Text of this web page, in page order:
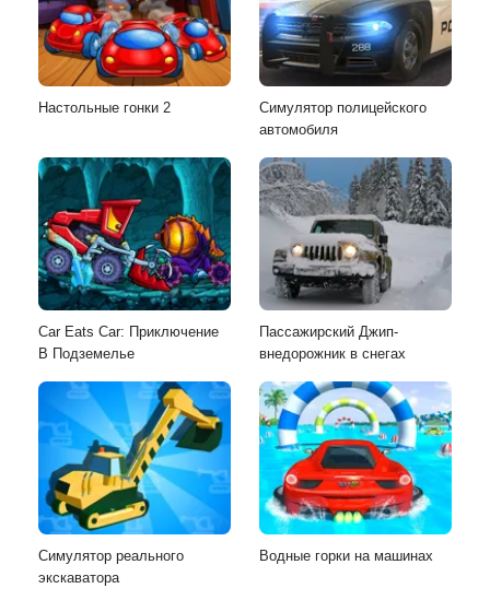
Настольные гонки 2
Симулятор полицейского
автомобиля
Car Eats Car: Приключение
В Подземелье
Пассажирский Джип-
внедорожник в снегах
Симулятор реального
экскаватора
Водные горки на машинах